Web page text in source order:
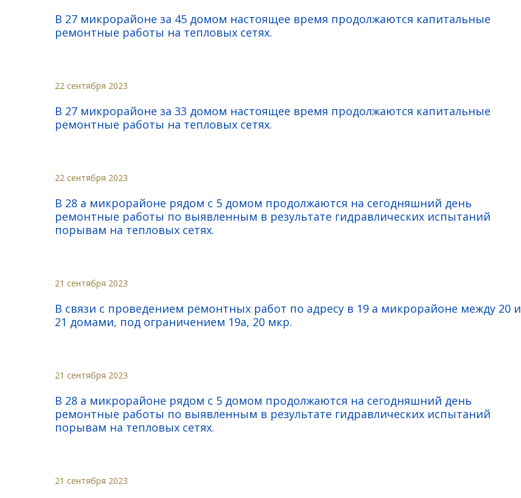
В 27 микрорайоне за 45 домом настоящее время продолжаются капитальные
ремонтные работы на тепловых сетях.
22 сентября 2023
В 27 микрорайоне за 33 домом настоящее время продолжаются капитальные
ремонтные работы на тепловых сетях.
22 сентября 2023
В 28 а микрорайоне рядом с 5 домом продолжаются на сегодняшний день
ремонтные работы по выявленным в результате гидравлических испытаний
порывам на тепловых сетях.
21 сентября 2023
В связи с проведением ремонтных работ по адресу в 19 а микрорайоне между 20 и
21 домами, под ограничением 19а, 20 мкр.
21 сентября 2023
В 28 а микрорайоне рядом с 5 домом продолжаются на сегодняшний день
ремонтные работы по выявленным в результате гидравлических испытаний
порывам на тепловых сетях.
21 сентября 2023